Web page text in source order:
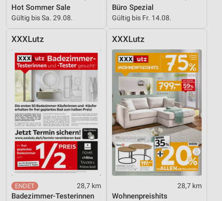
Hot Sommer Sale
Gültig bis Sa. 29.08.
Büro Spezial
Gültig bis Fr. 14.08.
XXXLutz
28,7 km
Badezimmer-Testerinnen
XXXLutz
28,7 km
Wohnenpreishits
Entwicklung und Verbesserung der Angebote
Inhalten
IAB-Besonderheiten:
Verwendung genauer Standortdaten
Geräte anhand von aktiv angeforderten
Informationen identifizieren
Nicht-IAB-Verarbeitungszwecke:
Notwendig
Performance
Funktional
Werbung